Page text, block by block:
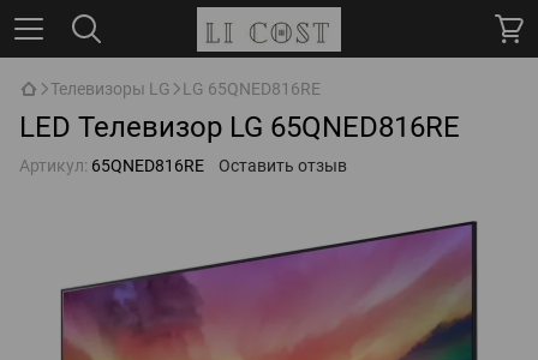
Телевизоры LG LG 65QNED816RE
LED Телевизор LG 65QNED816RE
Артикул: 65QNED816RE Оставить отзыв